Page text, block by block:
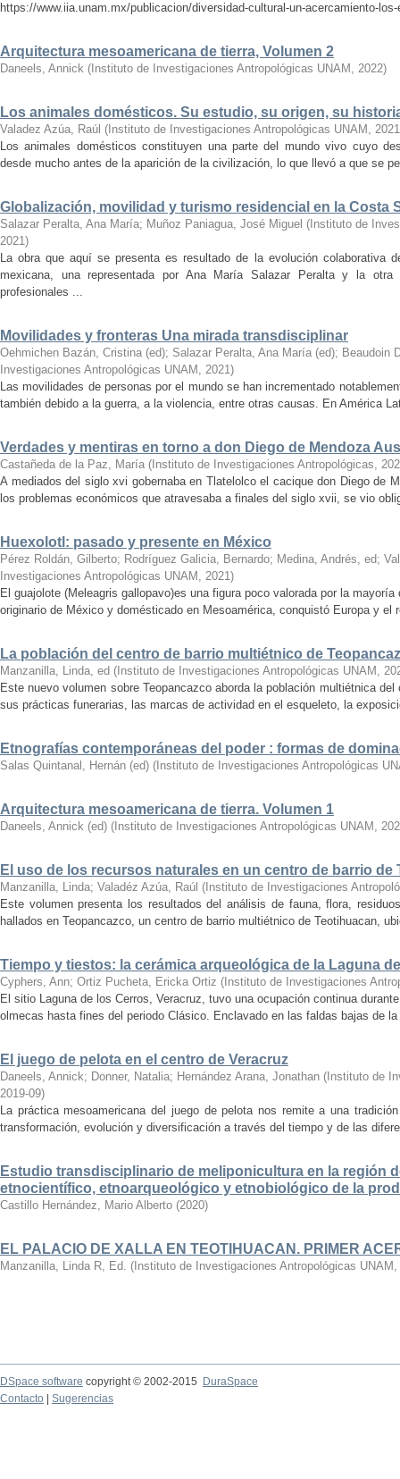
https://www.iia.unam.mx/publicacion/diversidad-cultural-un-acercamiento-
Arquitectura mesoamericana de tierra, Volumen 2
Daneels, Annick ( Instituto de Investigaciones Antropológicas UNAM , 2022)
Los animales domésticos. Su estudio, su origen, su
Valadez Azúa, Raúl ( Instituto de Investigaciones Antropológicas UNAM ,
Los animales domésticos constituyen una parte del mundo vivo cuyo
desde mucho antes de la aparición de la civilización, lo que llevó a que se
Globalización, movilidad y turismo residencial en la Costa
Salazar Peralta, Ana María; Muñoz Paniagua, José Miguel ( Instituto de
2021)
La obra que aquí se presenta es resultado de la evolución colaborativa
mexicana, una representada por Ana María Salazar Peralta y la otra
profesionales ...
Movilidades y fronteras Una mirada transdisciplinar
Oehmichen Bazán, Cristina (ed); Salazar Peralta, Ana María (ed); Beaudoin
Investigaciones Antropológicas UNAM , 2021)
Las movilidades de personas por el mundo se han incrementado
también debido a la guerra, a la violencia, entre otras causas. En América
Verdades y mentiras en torno a don Diego de Mendoza
Castañeda de la Paz, María ( Instituto de Investigaciones Antropológicas,
A mediados del siglo xvi gobernaba en Tlatelolco el cacique don Diego de
los problemas económicos que atra­ve­sa­ba ­a ­finales ­del ­siglo xvii, se vio
Huexolotl: pasado y presente en México
Pérez Roldán, Gilberto; Rodríguez Galicia, Bernardo; Medina, Andrés, ed;
Investigaciones Antropológicas UNAM , 2021)
El guajolote (Meleagris gallopavo)es una figura poco valorada por la
originario de México y domésticado en Mesoamérica, conquistó Europa y el
La población del centro de barrio multiétnico de
Manzanilla, Linda, ed ( Instituto de Investigaciones Antropológicas UNAM ,
Este nuevo volumen sobre Teopancazco aborda la población multiétnica
sus prácticas funerarias, las marcas de actividad en el esqueleto, la
Etnografías contemporáneas del poder : formas de
Salas Quintanal, Hernán (ed) ( Instituto de Investigaciones Antropológicas
Arquitectura mesoamericana de tierra. Volumen 1
Daneels, Annick (ed) ( Instituto de Investigaciones Antropológicas UNAM ,
El uso de los recursos naturales en un centro de barrio de
Manzanilla, Linda; Valadéz Azúa, Raúl ( Instituto de Investigaciones
Este volumen presenta los resultados del análisis de fauna, flora,
hallados en Teopancazco, un centro de barrio multiétnico de Teotihuacan,
Tiempo y tiestos: la cerámica arqueológica de la Laguna
Cyphers, Ann; Ortiz Pucheta, Ericka Ortiz ( Instituto de Investigaciones
El sitio Laguna de los Cerros, Veracruz, tuvo una ocupación continua
olmecas hasta fines del periodo Clásico. Enclavado en las faldas bajas de
El juego de pelota en el centro de Veracruz
Daneels, Annick; Donner, Natalia; Hernández Arana, Jonathan ( Instituto de
2019-09)
La práctica mesoamericana del juego de pelota nos remite a una
transformación, evolución y diversificación a través del tiempo y de las
Estudio transdisciplinario de meliponicultura en la región
etnocientífico, etnoarqueológico y etnobiológico de la
Castillo Hernández, Mario Alberto (2020)
EL PALACIO DE XALLA EN TEOTIHUACAN. PRIMER
Manzanilla, Linda R, Ed. ( Instituto de Investigaciones Antropológicas UNAM ,
DSpace software copyright © 2002-2015
DuraSpace
Contacto
Sugerencias